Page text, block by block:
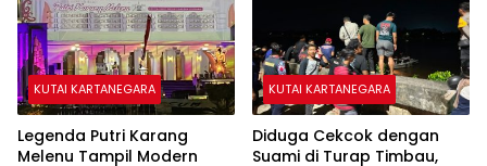
KUTAI KARTANEGARA
Legenda Putri Karang
Melenu Tampil Modern
KUTAI KARTANEGARA
Diduga Cekcok dengan
Suami di Turap Timbau,